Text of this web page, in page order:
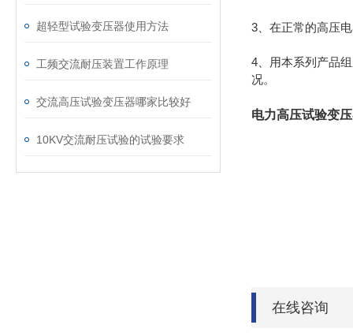
超轻型试验变压器使用方法
工频交流耐压装置工作原理
交流高压试验变压器哪家比较好
10KV交流耐压试验的试验要求
3、在正常的高压
4、用本系列产品
况。
电力高压试验变
在线咨询